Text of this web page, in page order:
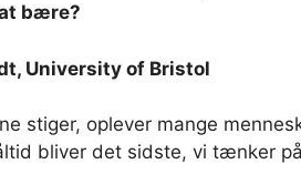
bære?
University of Bristol
stiger, oplever mange
bliver det sidste, vi tænker